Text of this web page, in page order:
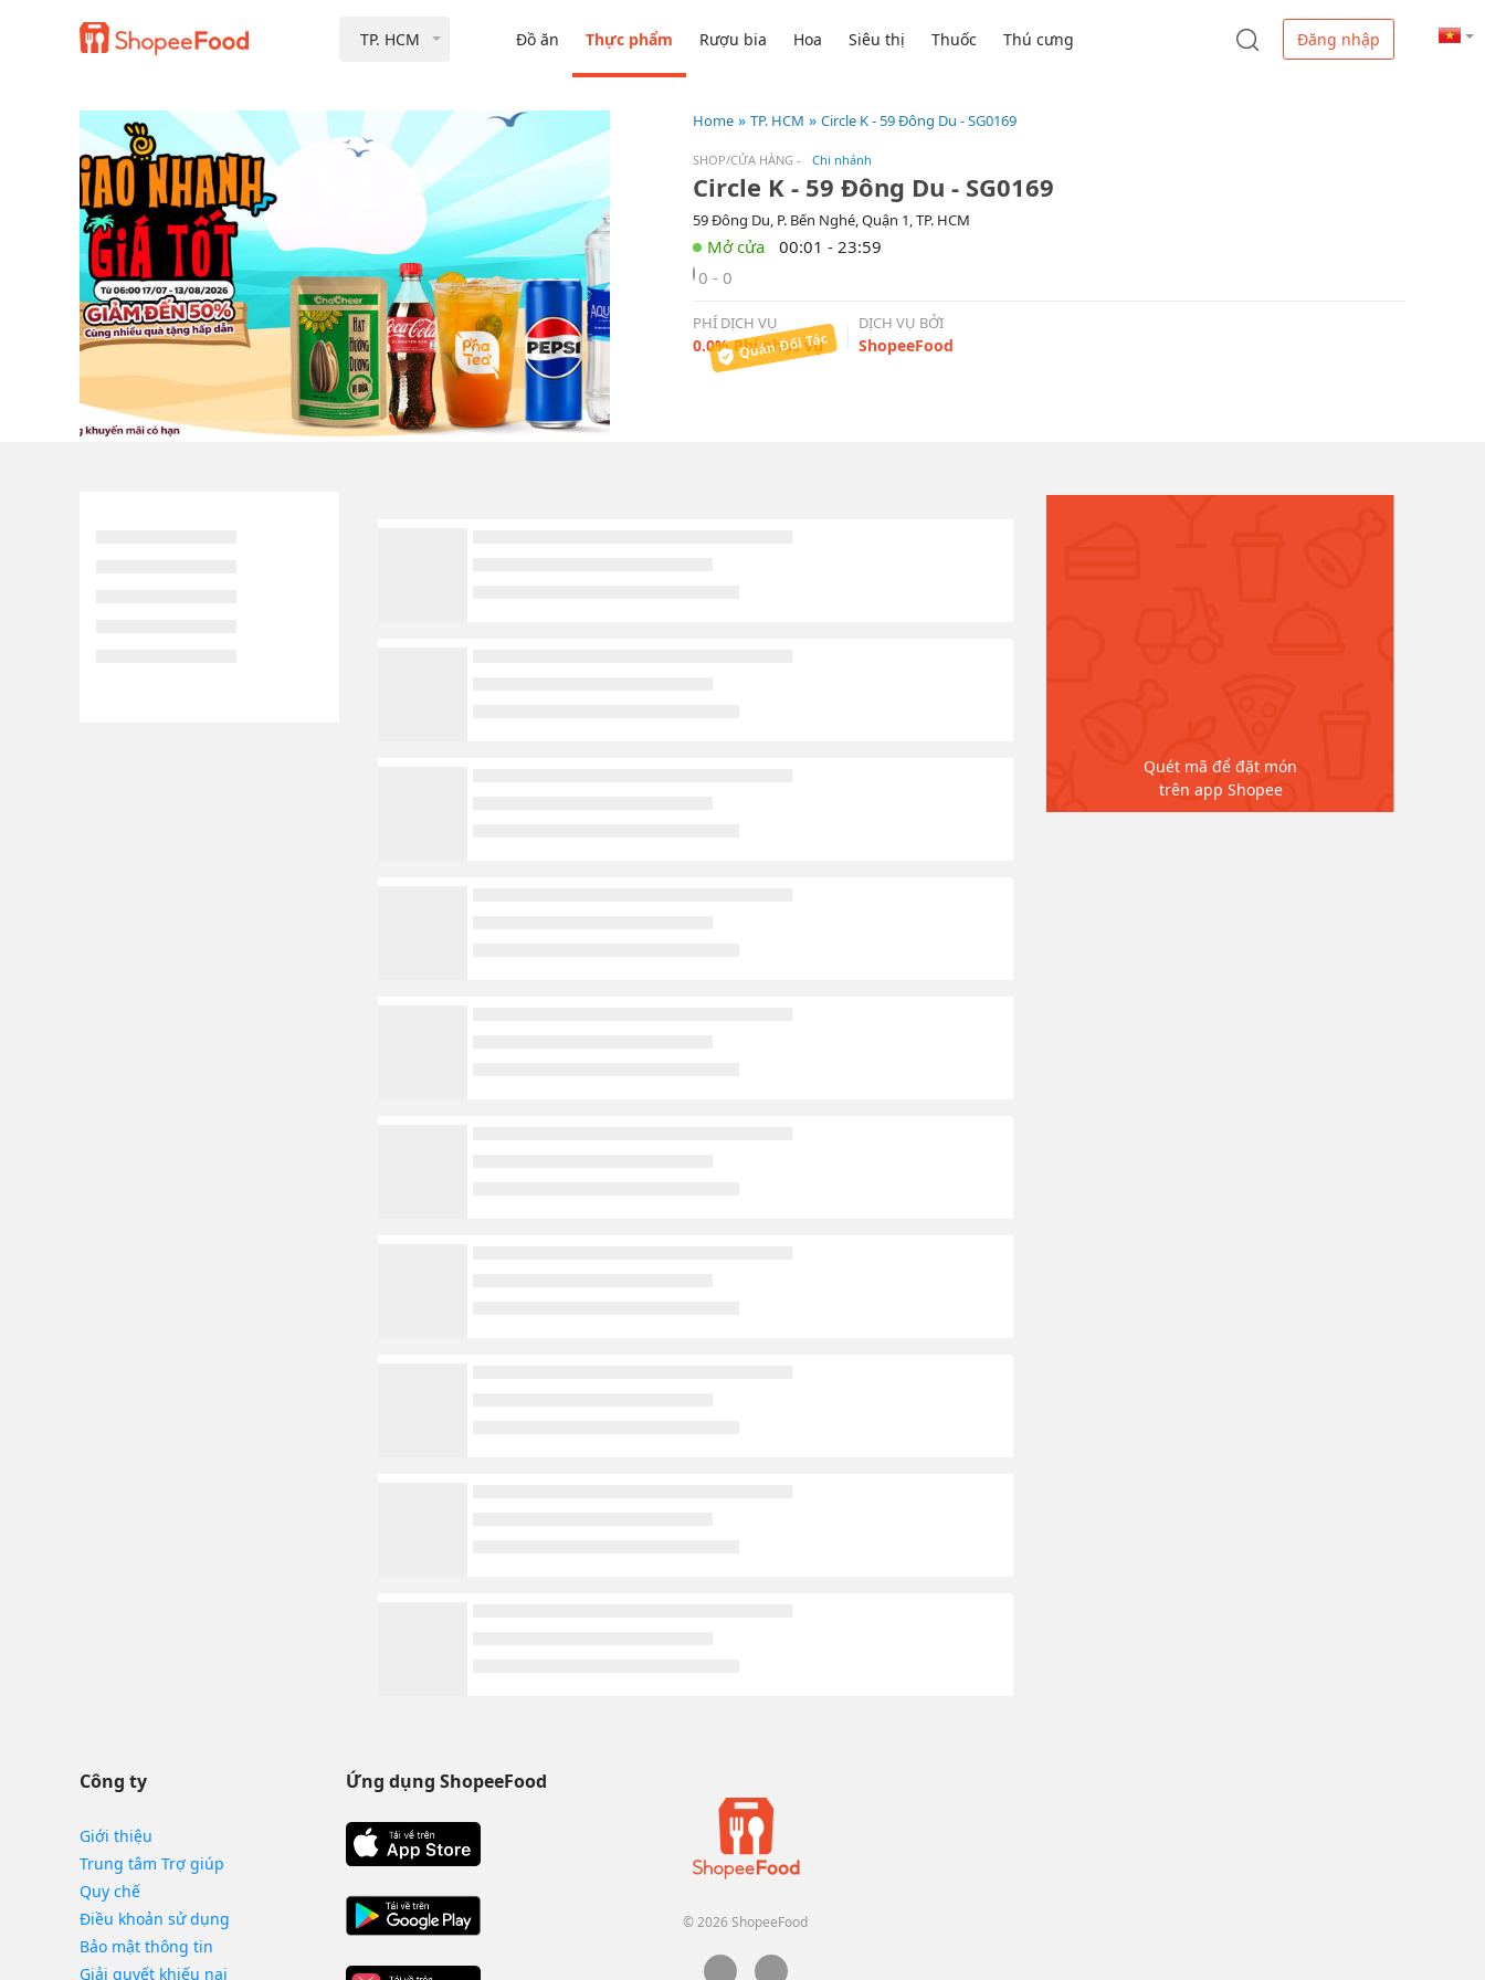
TP. HCM Đồ ăn Thực phẩm Rượu bia Hoa Siêu thị Thuốc Thú cưng Đăng nhập
Home TP. HCM Circle K - 59 Đông Du - SG0169
SHOP/CỬA HÀNG - Chi nhánh
Circle K - 59 Đông Du - SG0169
59 Đông Du, P. Bến Nghé, Quận 1, TP. HCM
00:01 - 23:59
0 - 0
PHÍ DỊCH VỤ
0.0% Phí phục vụ
DỊCH VỤ BỞI
ShopeeFood
Quét mã để đặt món
trên app Shopee
Công ty
Giới thiệu
Trung tâm Trợ giúp
Quy chế
Điều khoản sử dụng
Bảo mật thông tin
Giải quyết khiếu nại
Ứng dụng ShopeeFood
© 2026 ShopeeFood